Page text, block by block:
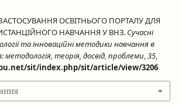
ЗАСТОСУВАННЯ ОСВІТНЬОГО ПОРТАЛУ ДЛЯ
НАВЧАННЯ У ВНЗ. Сучасні
та інноваційні методики навчання в
методологія, теорія, досвід, проблеми,35,
sit/index.php/sit/article/view/3206